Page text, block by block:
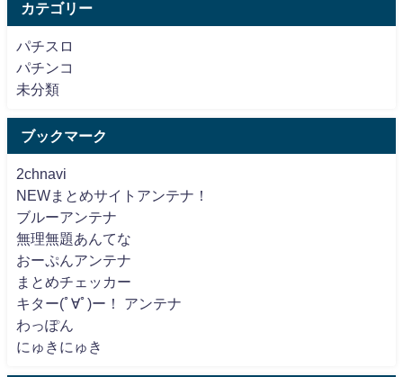
カテゴリー
パチスロ
パチンコ
未分類
ブックマーク
2chnavi
NEWまとめサイトアンテナ！
ブルーアンテナ
無理無題あんてな
おーぷんアンテナ
まとめチェッカー
キター(ﾟ∀ﾟ)ー！ アンテナ
わっぽん
にゅきにゅき